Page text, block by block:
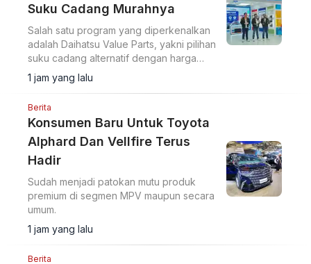
Suku Cadang Murahnya
Salah satu program yang diperkenalkan
adalah Daihatsu Value Parts, yakni pilihan
suku cadang alternatif dengan harga
lebih terjangkau.
1 jam yang lalu
Berita
Konsumen Baru Untuk Toyota
Alphard Dan Vellfire Terus
Hadir
Sudah menjadi patokan mutu produk
premium di segmen MPV maupun secara
umum.
1 jam yang lalu
Berita